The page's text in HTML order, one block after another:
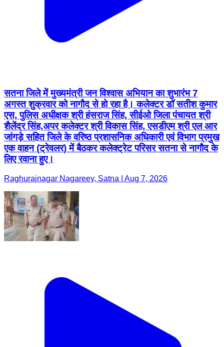
सतना जिले में मुख्यमंत्री जन विश्वास अभियान का शुभारंभ 7
अगस्त शुक्रवार को नागौद से हो रहा है। कलेक्टर डॉ सतीश कुमार
एस, पुलिस अधीक्षक श्री हंसराज सिंह, सीईओ जिला पंचायत श्री
शैलेंद्र सिंह,अपर कलेक्टर श्री विकास सिंह, एसडीएम श्री एल आर
जांगड़े सहित जिले के वरिष्ठ प्रशासनिक अधिकारी एवं विभाग प्रमुख
एक वाहन (ट्रेवलर) में बैठकर कलेक्ट्रेट परिसर सतना से नागौद के
लिए रवाना हुए।
Raghurajnagar Nagareey, Satna | Aug 7, 2026